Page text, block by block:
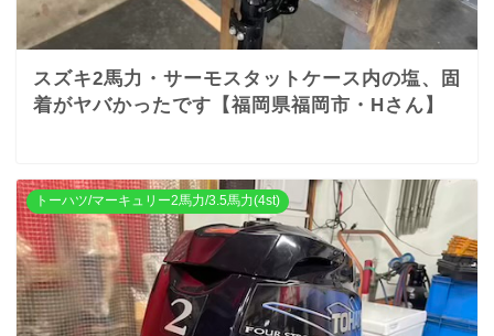
スズキ2馬力・サーモスタットケース内の塩、固
着がヤバかったです【福岡県福岡市・Hさん】
トーハツ/マーキュリー2馬力/3.5馬力(4st)